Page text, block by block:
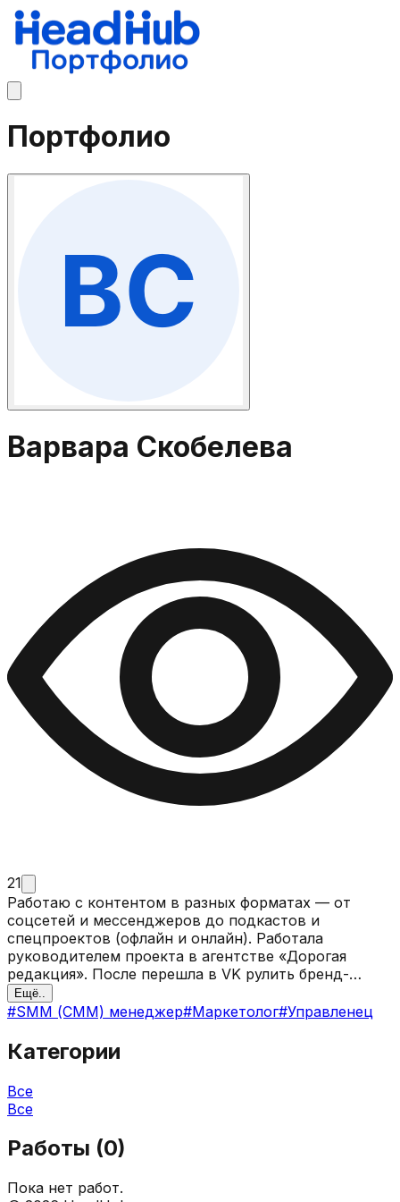
Портфолио
Варвара Скобелева
21
Работаю с контентом в разных форматах — от
соцсетей и мессенджеров до подкастов и
спецпроектов (офлайн и онлайн). Работала
руководителем проекта в агентстве «Дорогая
редакция». После перешла в VK рулить бренд-
медиа о креативных индустриях. Придумываю и
запускаю идеи, которые конвертят, формирую
лид, который умеет работать в команде и с
командой, строить процессы и проводить ревью.
Ещё..
#SMM (СММ) менеджер#Маркетолог#Управленец
Категории
Все
Все
Работы (0)
Пока нет работ.